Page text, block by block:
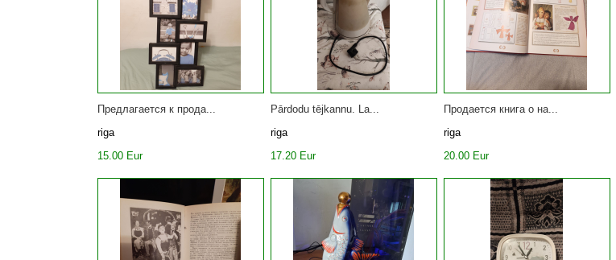
Предлагается к прода...
riga
15.00 Eur
Pārdodu tējkannu. La...
riga
17.20 Eur
Продается книга о на...
riga
20.00 Eur